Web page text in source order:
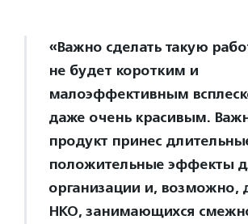
«Важно сделать такую
не будет коротким и
малоэффективным
даже очень красивым.
продукт принес
положительные эффекты
организации и, возможно,
НКО, занимающихся